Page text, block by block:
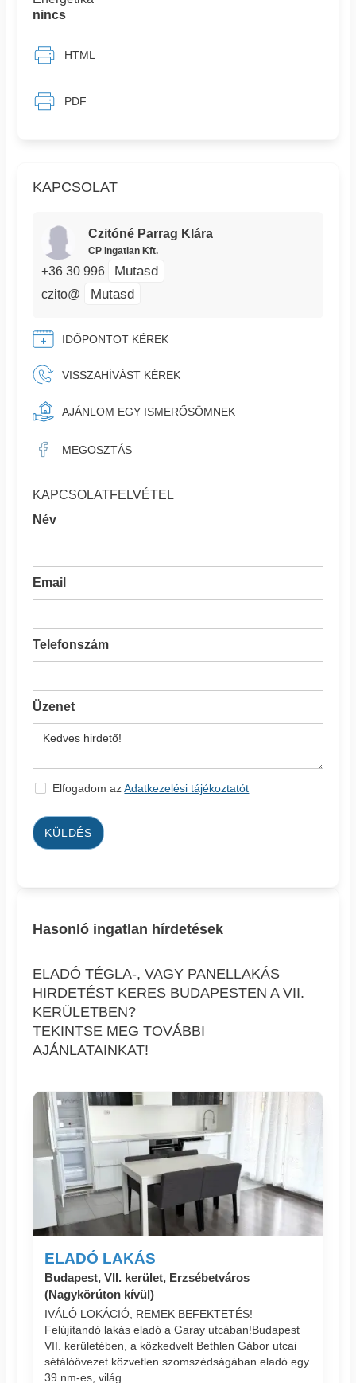
KAPCSOLAT
Czitóné Parrag Klára
CP Ingatlan Kft.
+36 30 996 Mutasd
czito@ Mutasd
IDŐPONTOT KÉREK
VISSZAHÍVÁST KÉREK
AJÁNLOM EGY ISMERŐSÖMNEK
MEGOSZTÁS
KAPCSOLATFELVÉTEL
Név
Email
Telefonszám
Üzenet
Elfogadom azAdatkezelési tájékoztatót
KÜLDÉS
nincs
HTML
PDF
Hasonló ingatlan hírdetések
ELADÓ TÉGLA-, VAGY PANELLAKÁS
HIRDETÉST KERES BUDAPESTEN A VII.
KERÜLETBEN?
TEKINTSE MEG TOVÁBBI
AJÁNLATAINKAT!
ELADÓ LAKÁS
Budapest, VII. kerület, Erzsébetváros
(Nagykörúton kívül)
IVÁLÓ LOKÁCIÓ, REMEK BEFEKTETÉS!
Felújítandó lakás eladó a Garay utcában!Budapest
VII. kerületében, a közkedvelt Bethlen Gábor utcai
sétálóövezet közvetlen szomszédságában eladó egy
39 nm-es, világ...